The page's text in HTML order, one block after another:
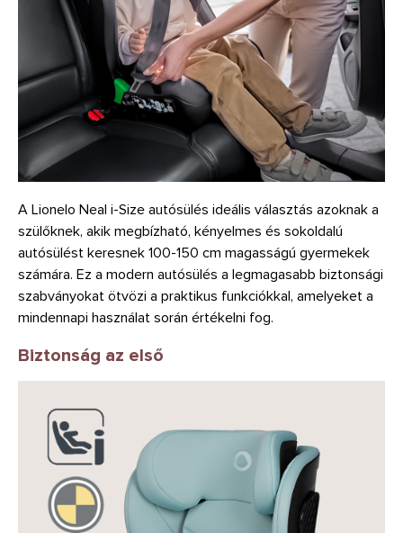
A Lionelo Neal i-Size autósülés ideális választás azoknak a
szülőknek, akik megbízható, kényelmes és sokoldalú
autósülést keresnek 100-150 cm magasságú gyermekek
számára. Ez a modern autósülés a legmagasabb biztonsági
szabványokat ötvözi a praktikus funkciókkal, amelyeket a
mindennapi használat során értékelni fog.
Biztonság az első